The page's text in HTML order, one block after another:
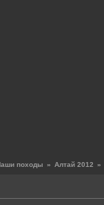
походы » Алтай 2012 »